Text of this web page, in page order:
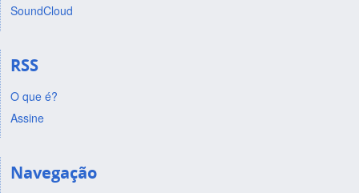
SoundCloud
RSS
O que é?
Assine
Navegação